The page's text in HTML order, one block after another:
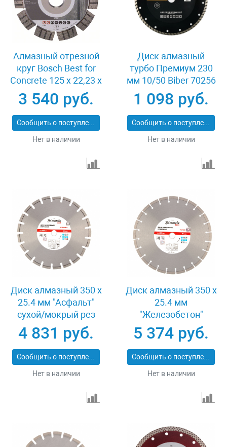
Алмазный отрезной
круг Bosch Best for
Concrete 125 x 22,23 x
2,2 x 12 mm
3 540 руб.
Сообщить о поступлении
Нет в наличии
Диск алмазный
турбо Премиум 230
мм 10/50 Biber 70256
1 098 руб.
Сообщить о поступлении
Нет в наличии
Диск алмазный 350 х
25.4 мм "Асфальт"
сухой/мокрый рез
Pro Matrix 731073
4 831 руб.
Сообщить о поступлении
Нет в наличии
Диск алмазный 350 х
25.4 мм
"Железобетон"
сухой/мокрый рез
Pro Matrix 731103
5 374 руб.
Сообщить о поступлении
Нет в наличии